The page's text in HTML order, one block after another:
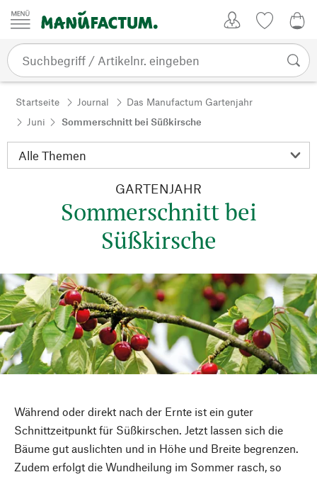
Zum Inhalt springen
Startseite Journal
Das Manufactum Gartenjahr
Juni
Sommerschnitt bei Süßkirsche
GARTENJAHR
Sommerschnitt bei
Süßkirsche
Während oder direkt nach der Ernte ist ein guter
Schnittzeitpunkt für Süßkirschen. Jetzt lassen sich die
Bäume gut auslichten und in Höhe und Breite begrenzen.
Zudem erfolgt die Wundheilung im Sommer rasch, so